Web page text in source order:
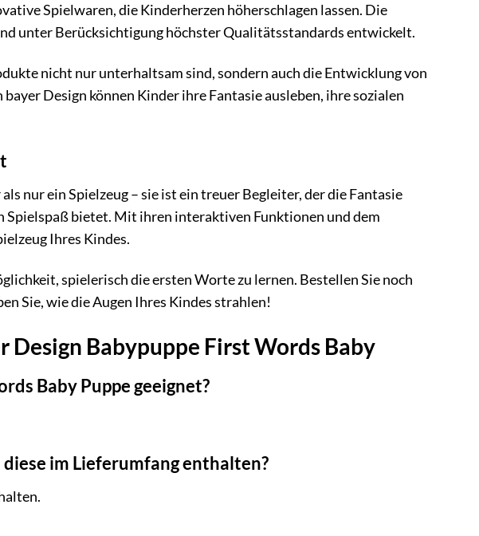
Spielwaren, die Kinderherzen höherschlagen lassen. Die
unter Berücksichtigung höchster Qualitätsstandards entwickelt.
nicht nur unterhaltsam sind, sondern auch die Entwicklung von
Design können Kinder ihre Fantasie ausleben, ihre sozialen
nur ein Spielzeug – sie ist ein treuer Begleiter, der die Fantasie
bietet. Mit ihren interaktiven Funktionen und dem
Ihres Kindes.
spielerisch die ersten Worte zu lernen. Bestellen Sie noch
Sie, wie die Augen Ihres Kindes strahlen!
Design Babypuppe First Words Baby
Baby Puppe geeignet?
im Lieferumfang enthalten?